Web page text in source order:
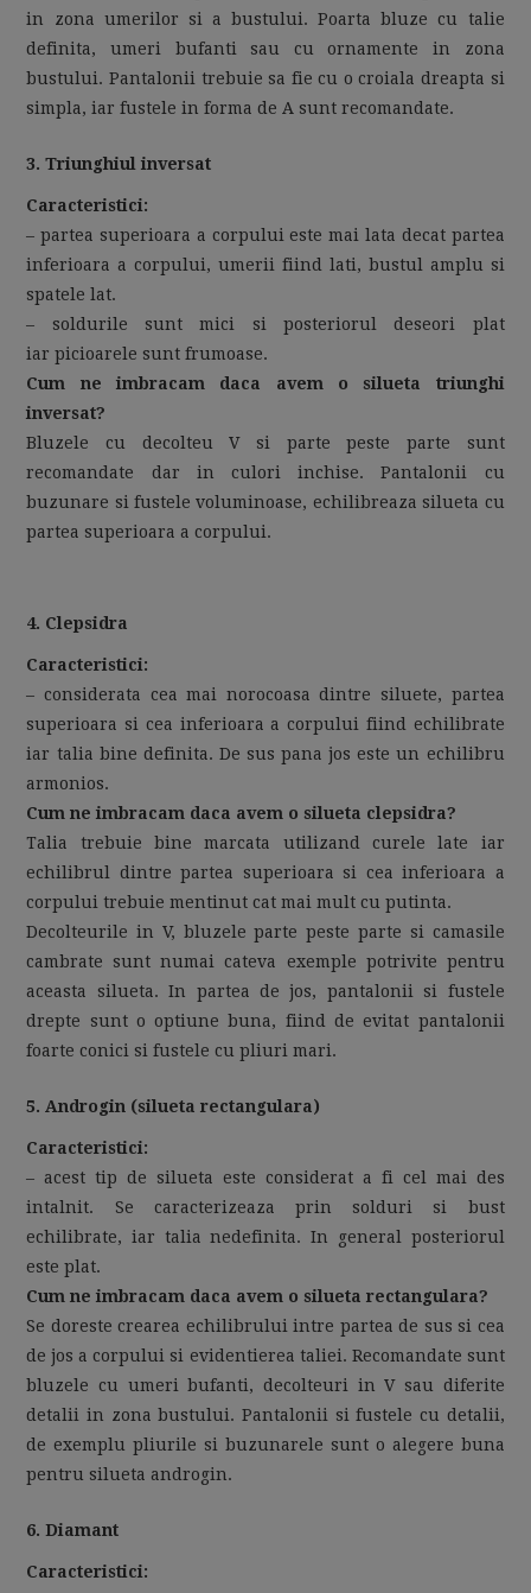
in zona umerilor si a bustului. Poarta bluze cu talie
definita, umeri bufanti sau cu ornamente in zona
bustului. Pantalonii trebuie sa fie cu o croiala dreapta si
simpla, iar fustele in forma de A sunt recomandate.
3. Triunghiul inversat
Caracteristici:
– partea superioara a corpului este mai lata decat partea
inferioara a corpului, umerii fiind lati, bustul amplu si
spatele lat.
– soldurile sunt mici si posteriorul deseori plat
iar picioarele sunt frumoase.
Cum ne imbracam daca avem o silueta triunghi
inversat?
Bluzele cu decolteu V si parte peste parte sunt
recomandate dar in culori inchise. Pantalonii cu
buzunare si fustele voluminoase, echilibreaza silueta cu
partea superioara a corpului.
4. Clepsidra
Caracteristici:
– considerata cea mai norocoasa dintre siluete, partea
superioara si cea inferioara a corpului fiind echilibrate
iar talia bine definita. De sus pana jos este un echilibru
armonios.
Cum ne imbracam daca avem o silueta clepsidra?
Talia trebuie bine marcata utilizand curele late iar
echilibrul dintre partea superioara si cea inferioara a
corpului trebuie mentinut cat mai mult cu putinta.
Decolteurile in V, bluzele parte peste parte si camasile
cambrate sunt numai cateva exemple potrivite pentru
aceasta silueta. In partea de jos, pantalonii si fustele
drepte sunt o optiune buna, fiind de evitat pantalonii
foarte conici si fustele cu pliuri mari.
5. Androgin (silueta rectangulara)
Caracteristici:
– acest tip de silueta este considerat a fi cel mai des
intalnit. Se caracterizeaza prin solduri si bust
echilibrate, iar talia nedefinita. In general posteriorul
este plat.
Cum ne imbracam daca avem o silueta rectangulara?
Se doreste crearea echilibrului intre partea de sus si cea
de jos a corpului si evidentierea taliei. Recomandate sunt
bluzele cu umeri bufanti, decolteuri in V sau diferite
detalii in zona bustului. Pantalonii si fustele cu detalii,
de exemplu pliurile si buzunarele sunt o alegere buna
pentru silueta androgin.
6. Diamant
Caracteristici: